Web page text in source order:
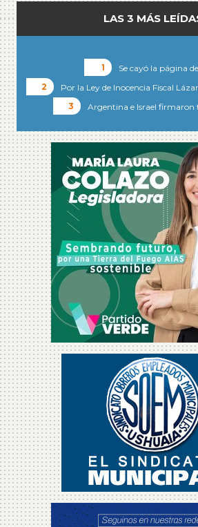
LAS 3 MÁS
Se cayó la página
Por la Ley de Inocencia Fiscal
Argentina e Israel firmaron